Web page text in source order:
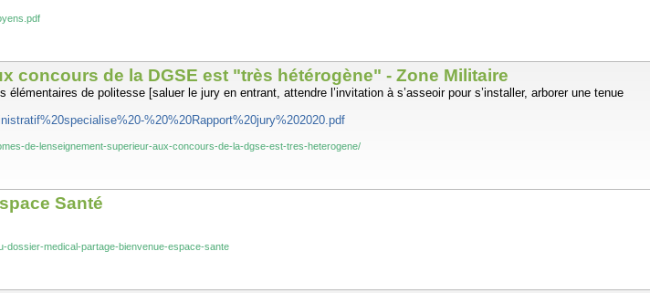
de la DGSE est "très hétérogène" - Zone Militaire
de politesse [saluer le jury en entrant, attendre l’invitation à s’asseoir pour s’installer, arborer une tenue
%20%20Rapport%20jury%202020.pdf
de-lenseignement-superieur-aux-concours-de-la-dgse-est-tres-heterogene/
Santé
dossier-medical-partage-bienvenue-espace-sante